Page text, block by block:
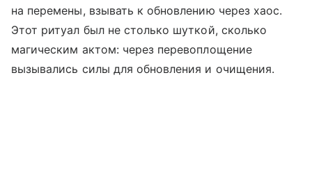
на перемены, взывать к обновлению через хаос.
Этот ритуал был не столько шуткой, сколько
магическим актом: через перевоплощение
вызывались силы для обновления и очищения.